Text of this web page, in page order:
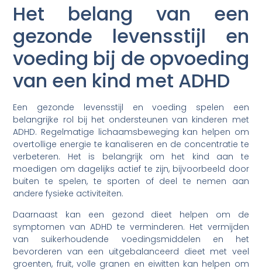
Het belang van een
gezonde levensstijl en
voeding bij de opvoeding
van een kind met ADHD
Een gezonde levensstijl en voeding spelen een
belangrijke rol bij het ondersteunen van kinderen met
ADHD. Regelmatige lichaamsbeweging kan helpen om
overtollige energie te kanaliseren en de concentratie te
verbeteren. Het is belangrijk om het kind aan te
moedigen om dagelijks actief te zijn, bijvoorbeeld door
buiten te spelen, te sporten of deel te nemen aan
andere fysieke activiteiten.
Daarnaast kan een gezond dieet helpen om de
symptomen van ADHD te verminderen. Het vermijden
van suikerhoudende voedingsmiddelen en het
bevorderen van een uitgebalanceerd dieet met veel
groenten, fruit, volle granen en eiwitten kan helpen om